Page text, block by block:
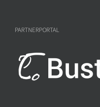
PARTNERPORTAL